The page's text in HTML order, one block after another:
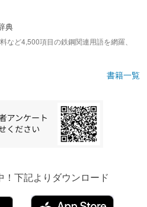
典
など4,500項目の鉄鋼関連用語を網羅、
書籍一覧
！下記よりダウンロード